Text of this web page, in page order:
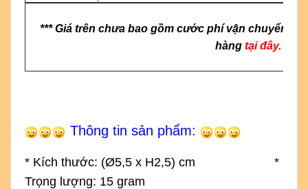
*** Giá trên chưa bao gồm cước phí vận chuyển &
hàng tại đây.
Thông tin sản phẩm:
* Kích thước: (Ø5,5 x H2,5) cm *
Trọng lượng: 15 gram